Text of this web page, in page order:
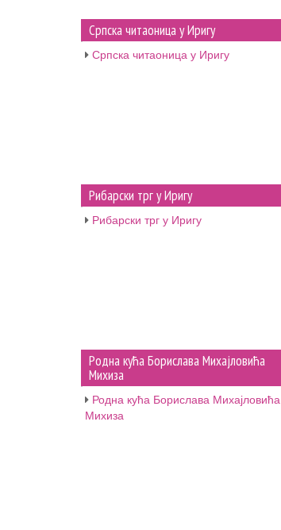
Српска читаоница у Иригу
Српска читаоница у Иригу
Рибарски трг у Иригу
Рибарски трг у Иригу
Родна кућа Борислава Михајловића
Михиза
Родна кућа Борислава Михајловића
Михиза